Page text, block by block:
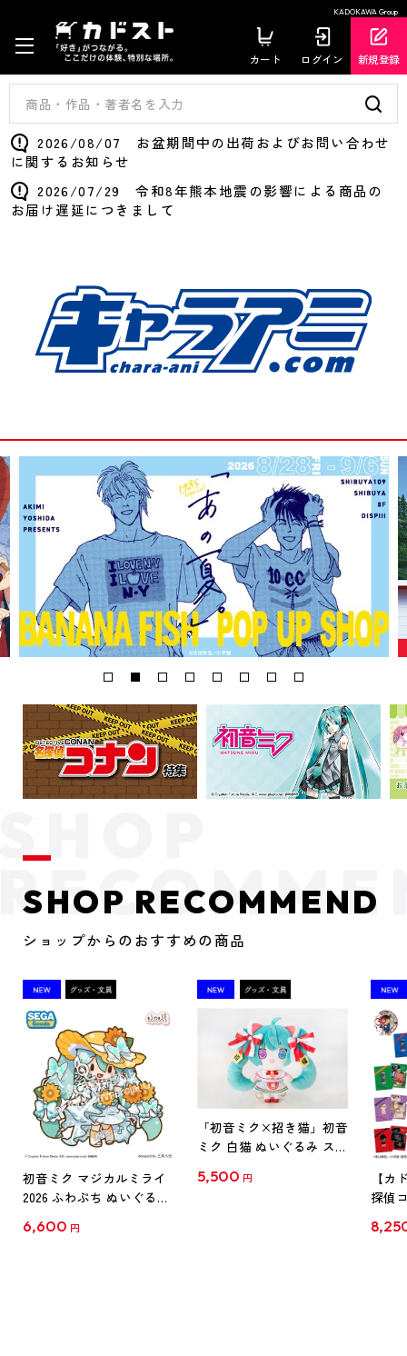
KADOKAWA Group
カート ログイン 新規登録
2026/08/07 お盆期間中の出荷およびお問い合わせ
に関するお知らせ
2026/07/29 令和8年熊本地震の影響による商品の
お届け遅延につきまして
SHOP RECOMMEND
ショップからのおすすめの商品
初音ミク マジカルミライ
2026 ふわぷち ぬいぐるみ
6,600 円
「初音ミク×招き猫」初音
ミク 白猫 ぬいぐるみ スタ
5,500 円
【カ
探偵
クリ